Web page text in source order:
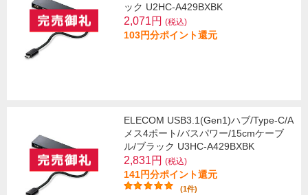
ック U2HC-A429BXBK
2,071円 (税込)
103円分ポイント還元
ELECOM USB3.1(Gen1)ハブ/Type-C/A
メス4ポート/バスパワー/15cmケーブ
ル/ブラック U3HC-A429BXBK
2,831円 (税込)
141円分ポイント還元
(1件)